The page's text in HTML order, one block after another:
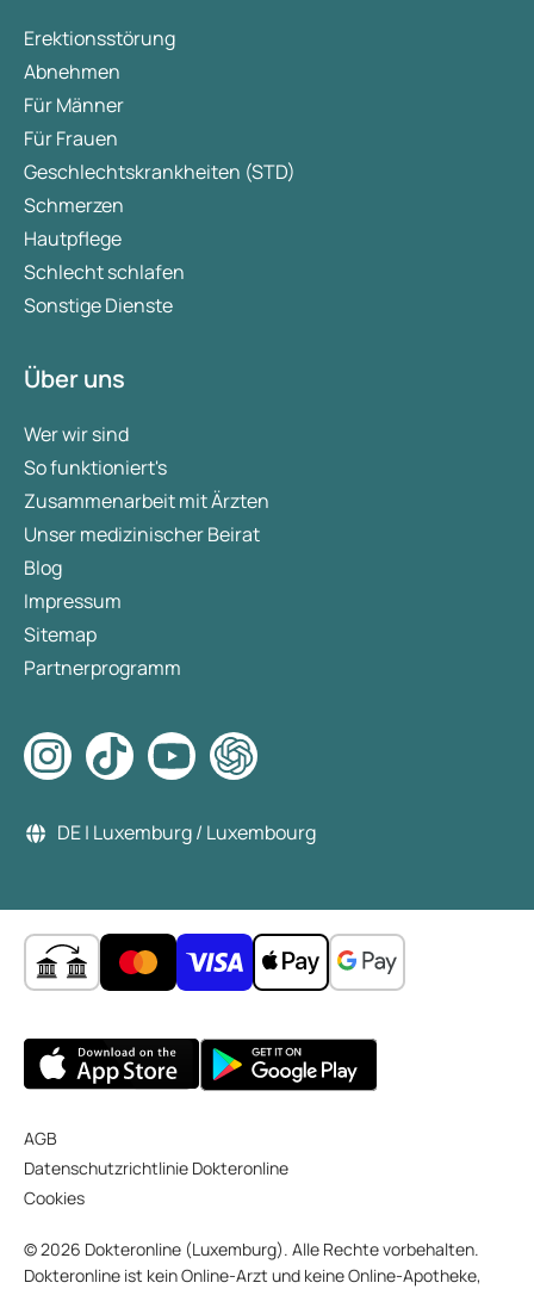
Erektionsstörung
Abnehmen
Für Männer
Für Frauen
Geschlechtskrankheiten (STD)
Schmerzen
Hautpflege
Schlecht schlafen
Sonstige Dienste
Über uns
Wer wir sind
So funktioniert's
Zusammenarbeit mit Ärzten
Unser medizinischer Beirat
Blog
Impressum
Sitemap
Partnerprogramm
DE | Luxemburg / Luxembourg
AGB
Datenschutzrichtlinie Dokteronline
Cookies
© 2026 Dokteronline (Luxemburg). Alle Rechte vorbehalten.
Dokteronline ist kein Online-Arzt und keine Online-Apotheke,